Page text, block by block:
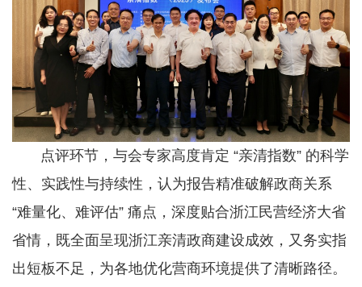
点评环节，与会专家高度肯定 “亲清指数” 的科学
性、实践性与持续性，认为报告精准破解政商关系
“难量化、难评估” 痛点，深度贴合浙江民营经济大省
省情，既全面呈现浙江亲清政商建设成效，又务实指
出短板不足，为各地优化营商环境提供了清晰路径。